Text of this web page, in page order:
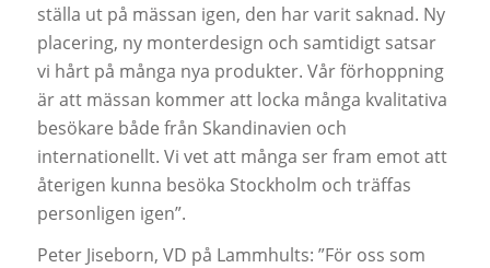
ställa ut på mässan igen, den har varit saknad. Ny
placering, ny monterdesign och samtidigt satsar
vi hårt på många nya produkter. Vår förhoppning
är att mässan kommer att locka många kvalitativa
besökare både från Skandinavien och
internationellt. Vi vet att många ser fram emot att
återigen kunna besöka Stockholm och träffas
personligen igen”.
Peter Jiseborn, VD på Lammhults: ”För oss som